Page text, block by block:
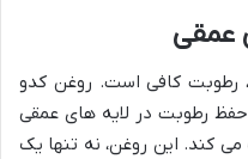
عمقی
رطوبت کافی است. روغن کدو
حفظ رطوبت در لایه های عمقی
کند. این روغن، نه تنها یک